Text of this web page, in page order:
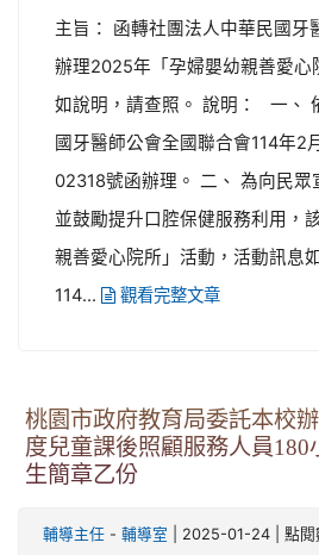
主旨： 函轉社團法人中華民國牙
辦理2025年「孕婦嬰幼親善愛心
如說明，請查照。 說明： 一、
國牙醫師公會全國聯合會114年2
02318號函辦理。 二、 為向民眾
並鼓勵提升口腔保健服務利用，
親善愛心院所」活動，活動訊息
114...
觀看完整文章
桃園市政府教育局委託本校
度兒童課後照顧服務人員180
生簡章乙份
輔導主任 - 輔導室 | 2025-01-24 | 點閱